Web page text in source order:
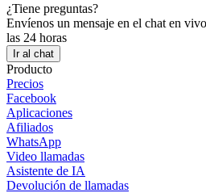
¿Tiene preguntas?
Envíenos un mensaje en el chat en
las 24 horas
Ir al chat
Producto
Precios
Facebook
Aplicaciones
Afiliados
WhatsApp
Video llamadas
Asistente de IA
Devolución de llamadas